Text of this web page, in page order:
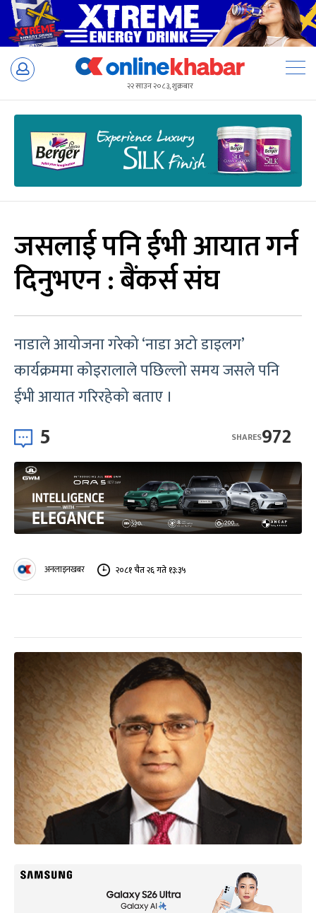
Skip
२२ साउन २०८३, शुक्रबार
जसलाई पनि ईभी आयात गर्न
दिनुभएन : बैंकर्स संघ
नाडाले आयोजना गरेको ‘नाडा अटो डाइलग’
कार्यक्रममा कोइरालाले पछिल्लो समय जसले पनि
ईभी आयात गरिरहेको बताए ।
5 972
SHARES
अनलाइनखबर २०८१ चैत २६ गते १३:३५